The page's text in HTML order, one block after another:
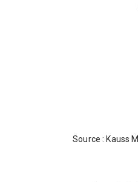
Source : Kauss